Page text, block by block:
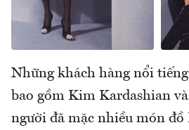
Những khách hàng nổi
bao gồm Kim Kardashian
người đã mặc nhiều món